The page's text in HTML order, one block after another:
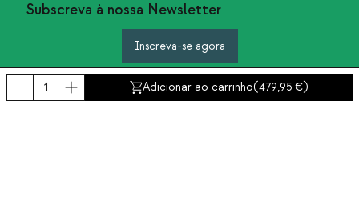
Adicionar ao carrinho(479,95 )
Subscreva à nossa Newsletter
Inscreva-se agora